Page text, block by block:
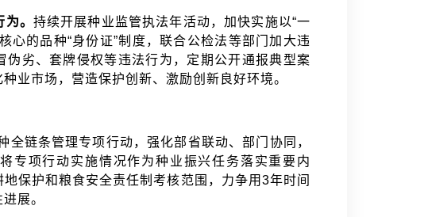
。 持续开展种业监管执法年活动，加快实施以“一
心的品种“身份证”制度，联合公检法等部门加大违
伪劣、套牌侵权等违法行为，定期公开通报典型案
业市场，营造保护创新、激励创新良好环境。
链条管理专项行动，强化部省联动、部门协同，
专项行动实施情况作为种业振兴任务落实重要内
保护和粮食安全责任制考核范围，力争用3年时间
展。